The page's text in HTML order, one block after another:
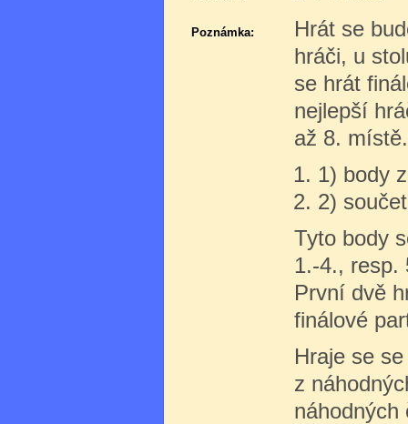
Poznámka:
Hrát se
hráči, u
se hrát
nejlepší
až 8.
1) body
2)
Tyto body
1.-4., resp.
První dvě
finálové
Hraje se
z
náhodných